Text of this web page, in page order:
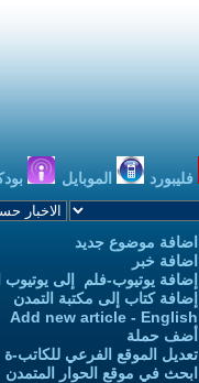
فليبورد الموبايل
اضافة موضوع جديد
اضافة خبر
إضافة يوتيوب-فلم إلى يوتيوب
إضافة كتاب إلى مكتبة التمدن
Add new article - English
أضف حملة
تعديل الموقع الفرعي للكاتب-ة
ابحث في موقع الحوار المتمدن